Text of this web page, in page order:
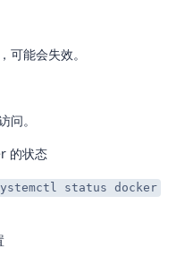
可能会失效。
问。
的状态
status docker